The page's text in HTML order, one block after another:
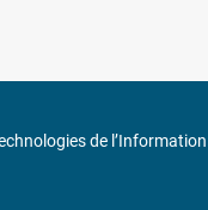
de